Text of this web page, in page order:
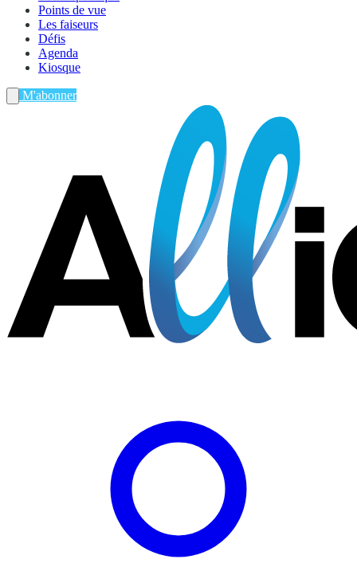
Points de vue
Les faiseurs
Défis
Agenda
Kiosque
M'abonner